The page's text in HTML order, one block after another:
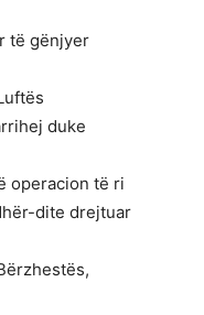
të gënjyer
duke
operacion të ri
dite drejtuar